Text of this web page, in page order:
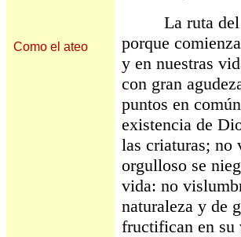
Como el ateo
La ruta del
porque
y en nuestras
con gran
puntos en
existencia de
las criaturas; no
orgulloso se
vida: no
naturaleza y de
fructifican en su